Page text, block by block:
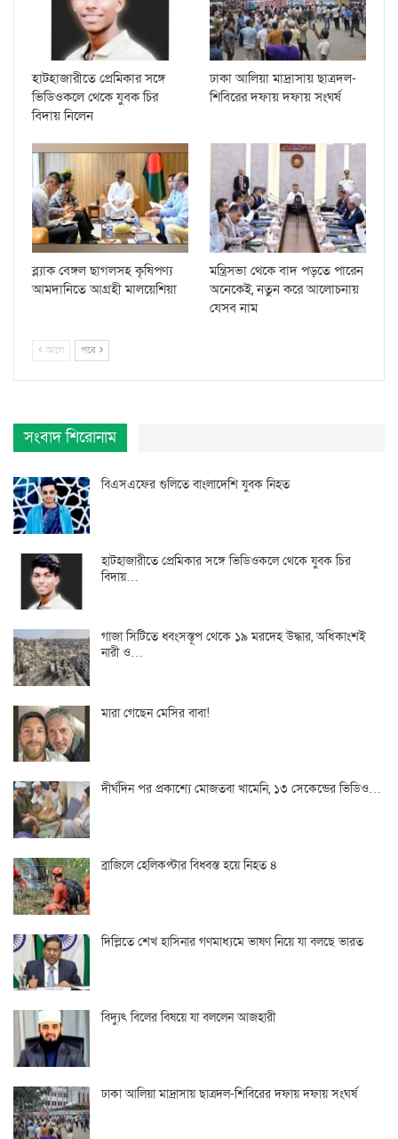
হাটহাজারীতে প্রেমিকার সঙ্গে
ভিডিওকলে থেকে যুবক চির
বিদায় নিলেন
ঢাকা আলিয়া মাদ্রাসায় ছাত্রদল-
শিবিরের দফায় দফায় সংঘর্ষ
ব্ল্যাক বেঙ্গল ছাগলসহ কৃষিপণ্য
আমদানিতে আগ্রহী মালয়েশিয়া
মন্ত্রিসভা থেকে বাদ পড়তে পারেন
অনেকেই, নতুন করে আলোচনায়
যেসব নাম
আগে পরে
সংবাদ শিরোনাম
বিএসএফের গুলিতে বাংলাদেশি যুবক নিহত
হাটহাজারীতে প্রেমিকার সঙ্গে ভিডিওকলে থেকে যুবক চির
বিদায়…
গাজা সিটিতে ধ্বংসস্তূপ থেকে ১৯ মরদেহ উদ্ধার, অধিকাংশই
নারী ও…
মারা গেছেন মেসির বাবা!
দীর্ঘদিন পর প্রকাশ্যে মোজতবা খামেনি, ১৩ সেকেন্ডের ভিডিও…
ব্রাজিলে হেলিকপ্টার বিধ্বস্ত হয়ে নিহত ৪
দিল্লিতে শেখ হাসিনার গণমাধ্যমে ভাষণ নিয়ে যা বলছে ভারত
বিদ্যুৎ বিলের বিষয়ে যা বললেন আজহারী
ঢাকা আলিয়া মাদ্রাসায় ছাত্রদল-শিবিরের দফায় দফায় সংঘর্ষ